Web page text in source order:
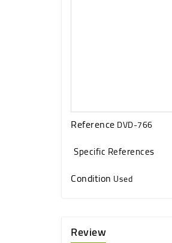
ReferenceDVD-766
Specific References
Condition Used
Review